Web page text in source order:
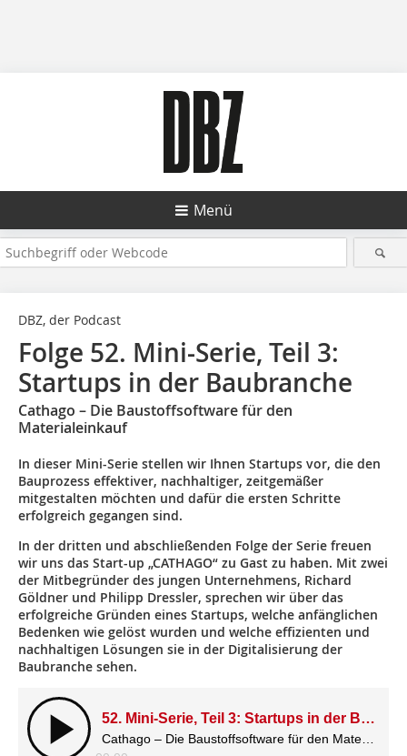
Menü
DBZ, der Podcast
Folge 52. Mini-Serie, Teil 3:
Startups in der Baubranche
Cathago – Die Baustoffsoftware für den
Materialeinkauf
In dieser Mini-Serie stellen wir Ihnen Startups vor, die den
Bauprozess effektiver, nachhaltiger, zeitgemäßer
mitgestalten möchten und dafür die ersten Schritte
erfolgreich gegangen sind.
In der dritten und abschließenden Folge der Serie freuen
wir uns das Start-up „CATHAGO“ zu Gast zu haben. Mit zwei
der Mitbegründer des jungen Unternehmens, Richard
Göldner und Philipp Dressler, sprechen wir über das
erfolgreiche Gründen eines Startups, welche anfänglichen
Bedenken wie gelöst wurden und welche effizienten und
nachhaltigen Lösungen sie in der Digitalisierung der
Baubranche sehen.